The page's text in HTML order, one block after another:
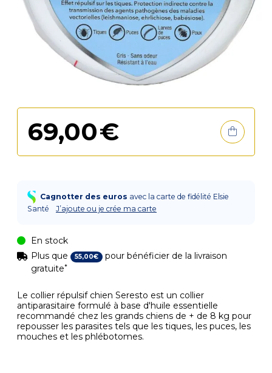
Le collier répulsif chien Seresto est un collier
antiparasitaire formulé à base d'huile essentielle
recommandé chez les grands chiens de + de 8 kg pour
repousser les parasites tels que les tiques, les puces, les
mouches et les phlébotomes.
69,00€
Cagnotter des euros avec la carte de fidélité Elsie
Santé
J’ajoute ou je crée ma carte
En stock
Plus que
55,00€ pour bénéficier de la livraison
gratuite*